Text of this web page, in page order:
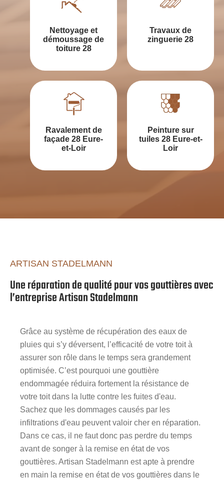
Nettoyage et
démoussage de
toiture 28
Travaux de
zinguerie 28
Ravalement de
façade 28 Eure-
et-Loir
Peinture sur
tuiles 28 Eure-et-
Loir
ARTISAN STADELMANN
Une réparation de qualité pour vos gouttières avec
l’entreprise Artisan Stadelmann
Grâce au système de récupération des eaux de
pluies qui s’y déversent, l’efficacité de votre toit à
assurer son rôle dans le temps sera grandement
optimisée. C’est pourquoi une gouttière
endommagée réduira fortement la résistance de
votre toit dans la lutte contre les fuites d'eau.
Sachez que les dommages causés par les
infiltrations d'eau peuvent valoir cher en réparation.
Dans ce cas, il ne faut donc pas perdre du temps
avant de songer à la remise en état de vos
gouttières. Artisan Stadelmann est apte à prendre
en main la remise en état de vos gouttières dans le